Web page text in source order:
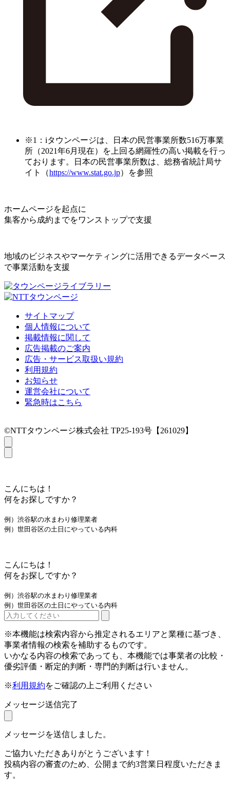
※1：iタウンページは、日本の民営事業所数516万事業
所（2021年6月現在）を上回る網羅性の高い掲載を行っ
ております。日本の民営事業所数は、総務省統計局サ
イト（https://www.stat.go.jp）を参照
ホームページを起点に
集客から成約までをワンストップで支援
地域のビジネスやマーケティングに活用できるデータベース
で事業活動を支援
サイトマップ
個人情報について
掲載情報に関して
広告掲載のご案内
広告・サービス取扱い規約
利用規約
お知らせ
運営会社について
緊急時はこちら
©NTTタウンページ株式会社 TP25-193号【261029】
こんにちは！
何をお探しですか？
例）渋谷駅の水まわり修理業者
例）世田谷区の土日にやっている内科
こんにちは！
何をお探しですか？
例）渋谷駅の水まわり修理業者
例）世田谷区の土日にやっている内科
※本機能は検索内容から推定されるエリアと業種に基づき、
事業者情報の検索を補助するものです。
いかなる内容の検索であっても、本機能では事業者の比較・
優劣評価・断定的判断・専門的判断は行いません。
※利用規約をご確認の上ご利用ください
メッセージ送信完了
メッセージを送信しました。
ご協力いただきありがとうございます！
投稿内容の審査のため、公開まで約3営業日程度いただきま
す。